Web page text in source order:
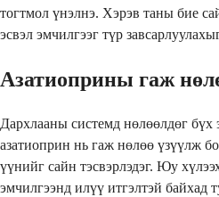
тогтмол үнэлнэ. Хэрэв таны бие
эсвэл эмчилгээг түр
Азатиоприны гаж
Дархлааны системд нөлөөлдөг
азатиоприн нь гаж нөлөө үзүүлж
үүнийг сайн тэсвэрлэдэг. Юу
эмчилгээнд илүү итгэлтэй байхад